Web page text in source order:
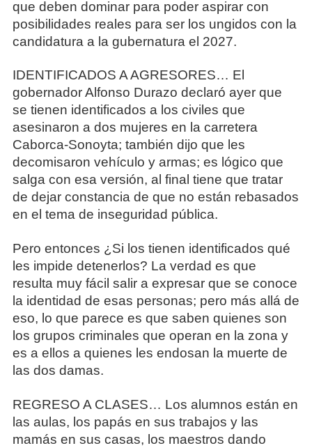
que deben dominar para poder aspirar con
posibilidades reales para ser los ungidos con la
candidatura a la gubernatura el 2027.
IDENTIFICADOS A AGRESORES… El
gobernador Alfonso Durazo declaró ayer que
se tienen identificados a los civiles que
asesinaron a dos mujeres en la carretera
Caborca-Sonoyta; también dijo que les
decomisaron vehículo y armas; es lógico que
salga con esa versión, al final tiene que tratar
de dejar constancia de que no están rebasados
en el tema de inseguridad pública.
Pero entonces ¿Si los tienen identificados qué
les impide detenerlos? La verdad es que
resulta muy fácil salir a expresar que se conoce
la identidad de esas personas; pero más allá de
eso, lo que parece es que saben quienes son
los grupos criminales que operan en la zona y
es a ellos a quienes les endosan la muerte de
las dos damas.
REGRESO A CLASES… Los alumnos están en
las aulas, los papás en sus trabajos y las
mamás en sus casas, los maestros dando